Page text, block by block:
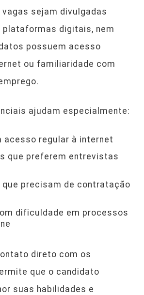
sejam divulgadas
plataformas digitais, nem
possuem acesso
ou familiaridade com
ajudam especialmente:
acesso regular à internet
que preferem entrevistas
precisam de contratação
dificuldade em processos
direto com os
que o candidato
suas habilidades e